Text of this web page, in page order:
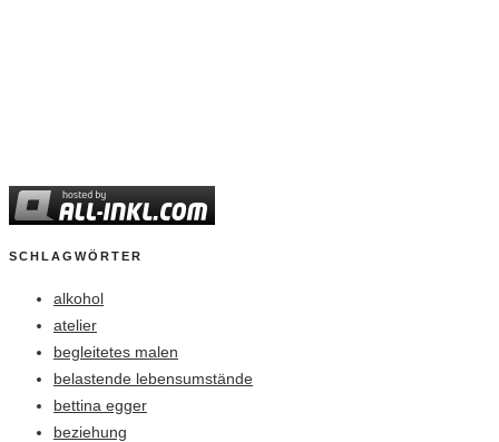
SCHLAGWÖRTER
alkohol
atelier
begleitetes malen
belastende lebensumstände
bettina egger
beziehung